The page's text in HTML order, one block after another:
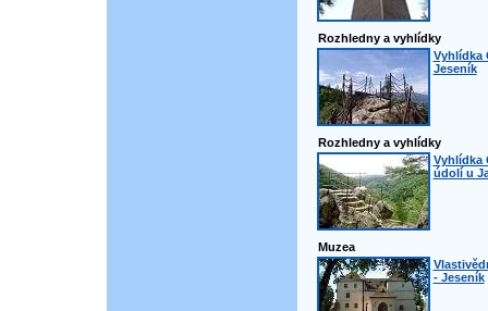
Rozhledny a vyhlídky
Vyhlídka
Jeseník
Rozhledny a vyhlídky
Vyhlídka
údolí u
Muzea
- Jeseník